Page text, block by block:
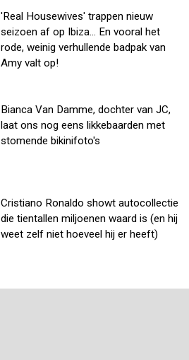
'Real Housewives' trappen nieuw
seizoen af op Ibiza... En vooral het
rode, weinig verhullende badpak van
Amy valt op!
Bianca Van Damme, dochter van JC,
laat ons nog eens likkebaarden met
stomende bikinifoto's
Cristiano Ronaldo showt autocollectie
die tientallen miljoenen waard is (en hij
weet zelf niet hoeveel hij er heeft)